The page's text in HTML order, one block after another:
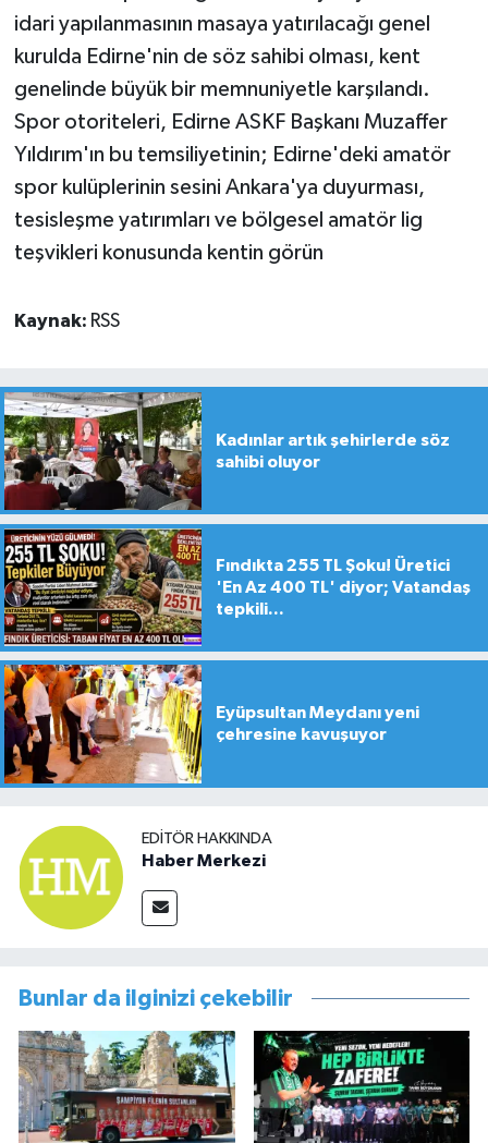
idari yapılanmasının masaya yatırılacağı genel
kurulda Edirne'nin de söz sahibi olması, kent
genelinde büyük bir memnuniyetle karşılandı.
Spor otoriteleri, Edirne ASKF Başkanı Muzaffer
Yıldırım'ın bu temsiliyetinin; Edirne'deki amatör
spor kulüplerinin sesini Ankara'ya duyurması,
tesisleşme yatırımları ve bölgesel amatör lig
teşvikleri konusunda kentin görün
Kaynak: RSS
Kadınlar artık şehirlerde söz
sahibi oluyor
Fındıkta 255 TL Şoku! Üretici
'En Az 400 TL' diyor; Vatandaş
tepkili...
Eyüpsultan Meydanı yeni
çehresine kavuşuyor
EDITÖR HAKKINDA
Haber Merkezi
Bunlar da ilginizi çekebilir